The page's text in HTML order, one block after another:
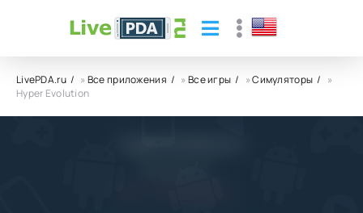
LivePDA.ru »Все приложения »Все игры »Симуляторы
»
Hyper Evolution